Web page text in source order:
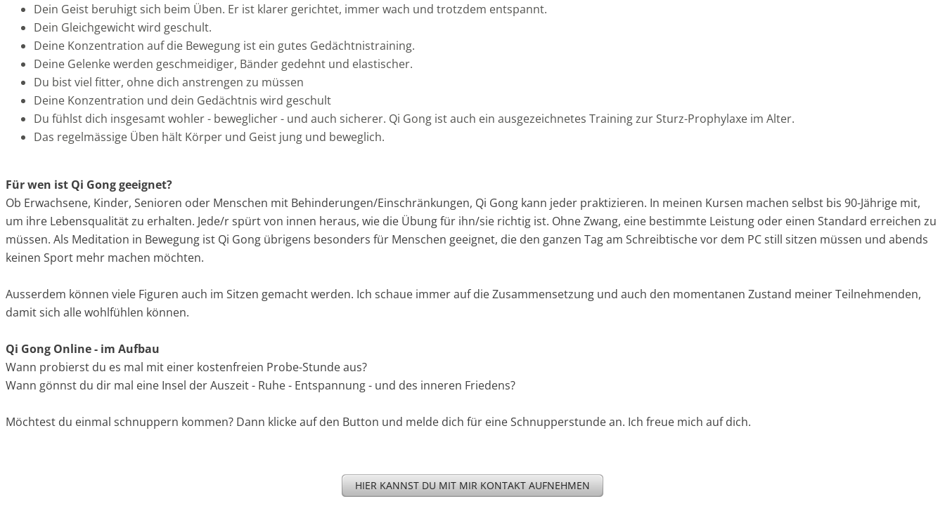
Dein Geist beruhigt sich beim Üben. Er ist klarer gerichtet, immer wach und trotzdem entspannt.
Dein Gleichgewicht wird geschult.
Deine Konzentration auf die Bewegung ist ein gutes Gedächtnistraining.
Deine Gelenke werden geschmeidiger, Bänder gedehnt und elastischer.
Du bist viel fitter, ohne dich anstrengen zu müssen
Deine Konzentration und dein Gedächtnis wird geschult
Du fühlst dich insgesamt wohler - beweglicher - und auch sicherer. Qi Gong ist auch ein ausgezeichnetes Training zur Sturz-Prophylaxe im Alter.
Das regelmässige Üben hält Körper und Geist jung und beweglich.
Für wen ist Qi Gong geeignet?
Ob Erwachsene, Kinder, Senioren oder Menschen mit Behinderungen/Einschränkungen, Qi Gong kann jeder praktizieren. In meinen Kursen machen selbst bis 90-Jährige mit,
um ihre Lebensqualität zu erhalten. Jede/r spürt von innen heraus, wie die Übung für ihn/sie richtig ist. Ohne Zwang, eine bestimmte Leistung oder einen Standard erreichen zu
müssen. Als Meditation in Bewegung ist Qi Gong übrigens besonders für Menschen geeignet, die den ganzen Tag am Schreibtische vor dem PC still sitzen müssen und abends
keinen Sport mehr machen möchten.
​Ausserdem können viele Figuren auch im Sitzen gemacht werden. Ich schaue immer auf die Zusammensetzung und auch den momentanen Zustand meiner Teilnehmenden,
damit sich alle wohlfühlen können.
Qi Gong Online - im Aufbau
​Wann probierst du es mal mit einer kostenfreien Probe-Stunde aus?
Wann gönnst du dir mal eine Insel der Auszeit - Ruhe - Entspannung - und des inneren Friedens?
Möchtest du einmal schnuppern kommen? Dann klicke auf den Button und melde dich für eine Schnupperstunde an. Ich freue mich auf dich.
HIER KANNST DU MIT MIR KONTAKT AUFNEHMEN